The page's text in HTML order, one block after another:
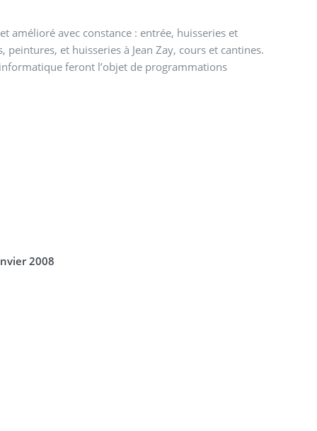
amélioré avec constance : entrée, huisseries et
peintures, et huisseries à Jean Zay, cours et cantines.
feront l’objet de programmations
2008